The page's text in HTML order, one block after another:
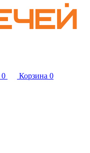
0 Корзина 0